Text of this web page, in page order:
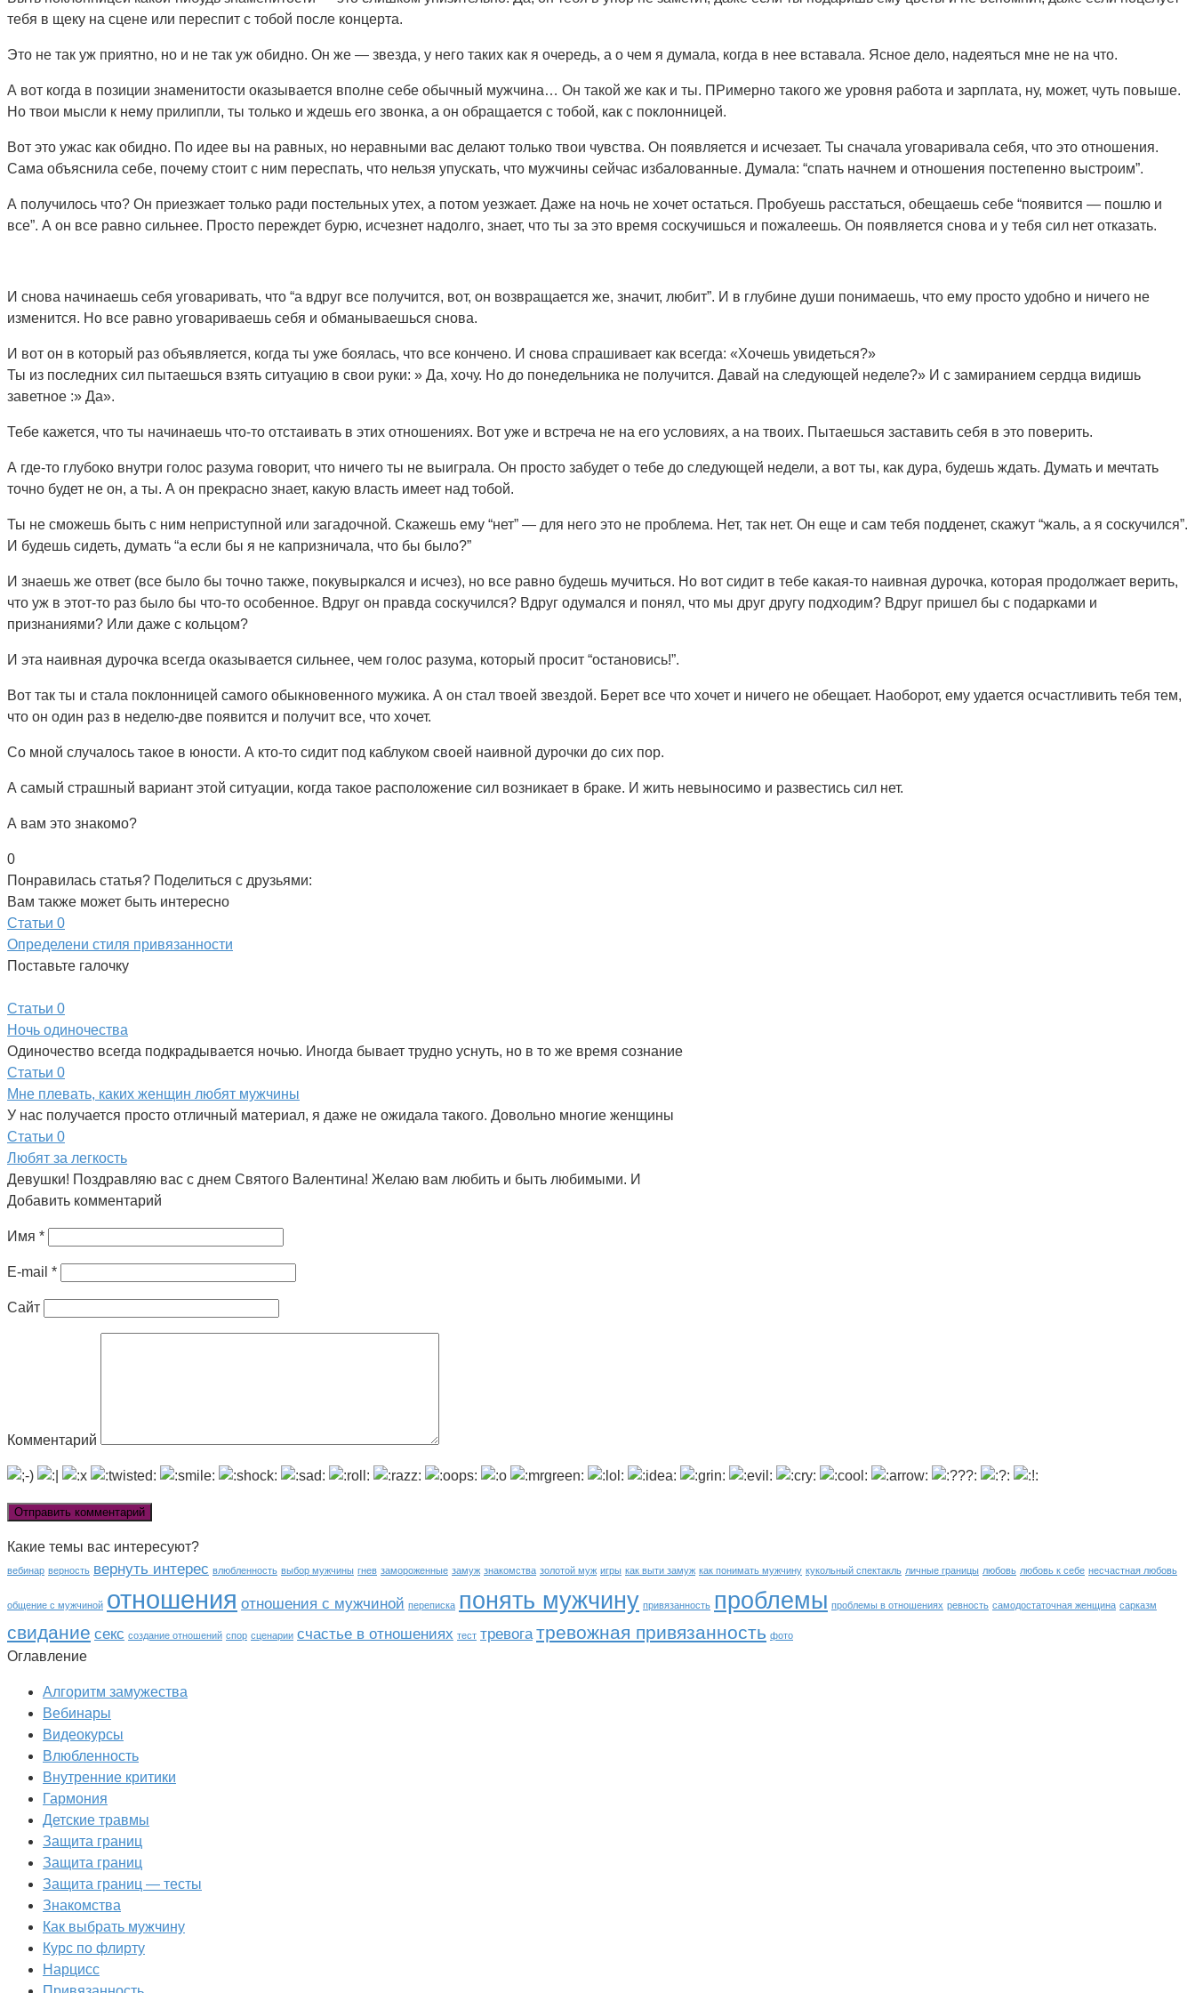
тебя в щеку на сцене или переспит с тобой после концерта.
Это не так уж приятно, но и не так уж обидно. Он же — звезда, у него таких как я очередь, а о чем я думала, когда в нее вставала. Ясное дело, надеяться мне не на что.
А вот когда в позиции знаменитости оказывается вполне себе обычный мужчина… Он такой же как и ты. ПРимерно такого же уровня работа и зарплата, ну, может, чуть повыше.
Но твои мысли к нему прилипли, ты только и ждешь его звонка, а он обращается с тобой, как с поклонницей.
Вот это ужас как обидно. По идее вы на равных, но неравными вас делают только твои чувства. Он появляется и исчезает. Ты сначала уговаривала себя, что это отношения.
Сама объяснила себе, почему стоит с ним переспать, что нельзя упускать, что мужчины сейчас избалованные. Думала: “спать начнем и отношения постепенно выстроим”.
А получилось что? Он приезжает только ради постельных утех, а потом уезжает. Даже на ночь не хочет остаться. Пробуешь расстаться, обещаешь себе “появится — пошлю и
все”. А он все равно сильнее. Просто переждет бурю, исчезнет надолго, знает, что ты за это время соскучишься и пожалеешь. Он появляется снова и у тебя сил нет отказать.
И снова начинаешь себя уговаривать, что “а вдруг все получится, вот, он возвращается же, значит, любит”. И в глубине души понимаешь, что ему просто удобно и ничего не
изменится. Но все равно уговариваешь себя и обманываешься снова.
И вот он в который раз объявляется, когда ты уже боялась, что все кончено. И снова спрашивает как всегда: «Хочешь увидеться?»
Ты из последних сил пытаешься взять ситуацию в свои руки: » Да, хочу. Но до понедельника не получится. Давай на следующей неделе?» И с замиранием сердца видишь
заветное :» Да».
Тебе кажется, что ты начинаешь что-то отстаивать в этих отношениях. Вот уже и встреча не на его условиях, а на твоих. Пытаешься заставить себя в это поверить.
А где-то глубоко внутри голос разума говорит, что ничего ты не выиграла. Он просто забудет о тебе до следующей недели, а вот ты, как дура, будешь ждать. Думать и мечтать
точно будет не он, а ты. А он прекрасно знает, какую власть имеет над тобой.
Ты не сможешь быть с ним неприступной или загадочной. Скажешь ему “нет” — для него это не проблема. Нет, так нет. Он еще и сам тебя подденет, скажут “жаль, а я соскучился”.
И будешь сидеть, думать “а если бы я не капризничала, что бы было?”
И знаешь же ответ (все было бы точно также, покувыркался и исчез), но все равно будешь мучиться. Но вот сидит в тебе какая-то наивная дурочка, которая продолжает верить,
что уж в этот-то раз было бы что-то особенное. Вдруг он правда соскучился? Вдруг одумался и понял, что мы друг другу подходим? Вдруг пришел бы с подарками и
признаниями? Или даже с кольцом?
И эта наивная дурочка всегда оказывается сильнее, чем голос разума, который просит “остановись!”.
Вот так ты и стала поклонницей самого обыкновенного мужика. А он стал твоей звездой. Берет все что хочет и ничего не обещает. Наоборот, ему удается осчастливить тебя тем,
что он один раз в неделю-две появится и получит все, что хочет.
Со мной случалось такое в юности. А кто-то сидит под каблуком своей наивной дурочки до сих пор.
А самый страшный вариант этой ситуации, когда такое расположение сил возникает в браке. И жить невыносимо и развестись сил нет.
А вам это знакомо?
0
Понравилась статья? Поделиться с друзьями:
Вам также может быть интересно
Статьи 0
Определени стиля привязанности
Поставьте галочку
Статьи 0
Ночь одиночества
Одиночество всегда подкрадывается ночью. Иногда бывает трудно уснуть, но в то же время сознание
Статьи 0
Мне плевать, каких женщин любят мужчины
У нас получается просто отличный материал, я даже не ожидала такого. Довольно многие женщины
Статьи 0
Любят за легкость
Девушки! Поздравляю вас с днем Святого Валентина! Желаю вам любить и быть любимыми. И
Добавить комментарий
Имя *
E-mail *
Сайт
Комментарий
Какие темы вас интересуют?
вебинар верность вернуть интерес влюбленность выбор мужчины гнев замороженные замуж знакомства золотой муж игры как выти замуж как понимать мужчину кукольный спектакль личные границы любовь любовь к себе несчастная любовь
общение с мужчиной отношения отношения с мужчиной переписка понять мужчину привязанность проблемы проблемы в отношениях ревность самодостаточная женщина сарказм
свидание секс создание отношений спор сценарии счастье в отношениях тест тревога тревожная привязанность фото
Оглавление
Алгоритм замужества
Вебинары
Видеокурсы
Влюбленность
Внутренние критики
Гармония
Детские травмы
Защита границ
Защита границ
Защита границ — тесты
Знакомства
Как выбрать мужчину
Курс по флирту
Нарцисс